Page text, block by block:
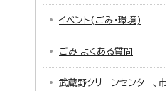
イベント(ごみ・環境)
ごみ よくある質問
武蔵野クリーンセンター、